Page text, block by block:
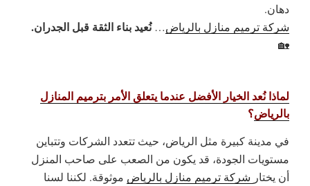
دهان.
شركة ترميم منازل بالرياض…نُعيد بناء الثقة قبل الجدران.
🏡
لماذا نُعد الخيار الأفضل عندما يتعلق الأمر بترميم المنازل
بالرياض؟
في مدينة كبيرة مثل الرياض، حيث تتعدد الشركات وتتباين
مستويات الجودة، قد يكون من الصعب على صاحب المنزل
أن يختار شركة ترميم منازل بالرياض موثوقة. لكننا لسنا